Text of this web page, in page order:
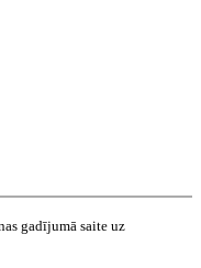
gadījumā saite uz